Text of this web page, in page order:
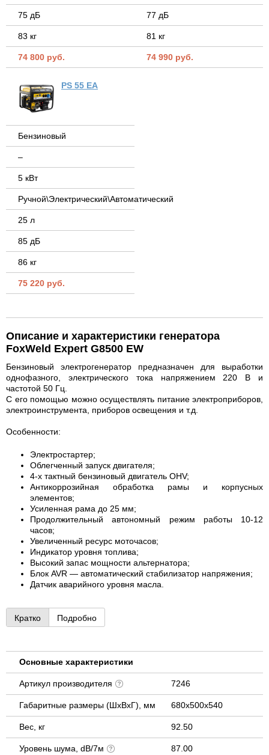
75 дБ
83 кг
74 800 руб.
77 дБ
81 кг
74 990 руб.
PS 55 EA
Бензиновый
–
5 кВт
Ручной\Электрический\Автоматический
25 л
85 дБ
86 кг
75 220 руб.
Описание и характеристики генератора
FoxWeld Expert G8500 EW
Бензиновый электрогенератор предназначен для выработки
однофазного, электрического тока напряжением 220 В и
частотой 50 Гц.
С его помощью можно осуществлять питание электроприборов,
электроинструмента, приборов освещения и т.д.
Особенности:
Электростартер;
Облегченный запуск двигателя;
4-х тактный бензиновый двигатель OHV;
Антикоррозийная обработка рамы и корпусных
элементов;
Усиленная рама до 25 мм;
Продолжительный автономный режим работы 10-12
часов;
Увеличенный ресурс моточасов;
Индикатор уровня топлива;
Высокий запас мощности альтернатора;
Блок AVR — автоматический стабилизатор напряжения;
Датчик аварийного уровня масла.
Кратко Подробно
Основные характеристики
Артикул производителя 7246
Габаритные размеры (ШхВхГ), мм 680x500x540
Вес, кг 92.50
Уровень шума, dB/7м 87.00